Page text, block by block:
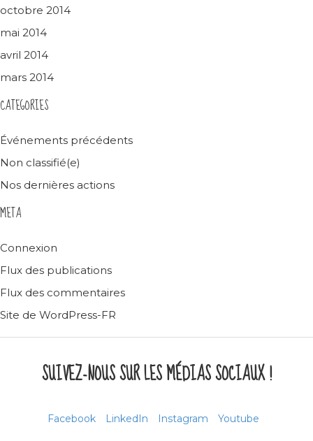
octobre 2014
mai 2014
avril 2014
mars 2014
CATEGORIES
Événements précédents
Non classifié(e)
Nos dernières actions
META
Connexion
Flux des publications
Flux des commentaires
Site de WordPress-FR
SUIVEZ-NOUS SUR LES MÉDIAS SOCIAUX !
Facebook LinkedIn Instagram Youtube